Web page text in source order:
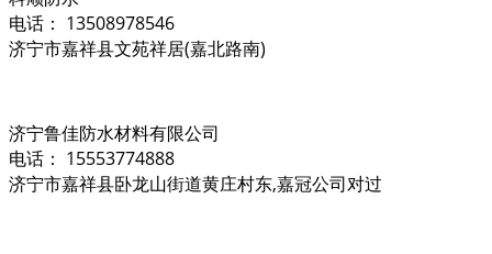
电话： 13508978546
济宁市嘉祥县文苑祥居(嘉北路南)
济宁鲁佳防水材料有限公司
电话： 15553774888
济宁市嘉祥县卧龙山街道黄庄村东,嘉冠公司对过